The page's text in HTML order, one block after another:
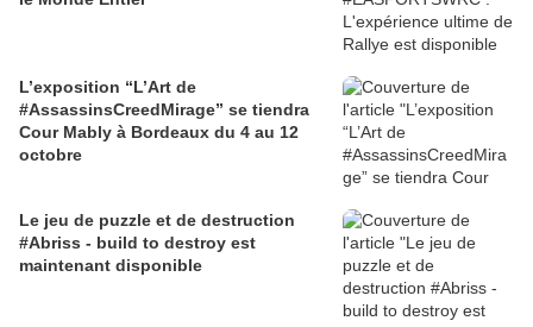
L’exposition “L’Art de
#AssassinsCreedMirage” se tiendra
Cour Mably à Bordeaux du 4 au 12
octobre
Le jeu de puzzle et de destruction
#Abriss - build to destroy est
maintenant disponible